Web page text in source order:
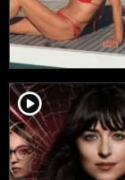
player2